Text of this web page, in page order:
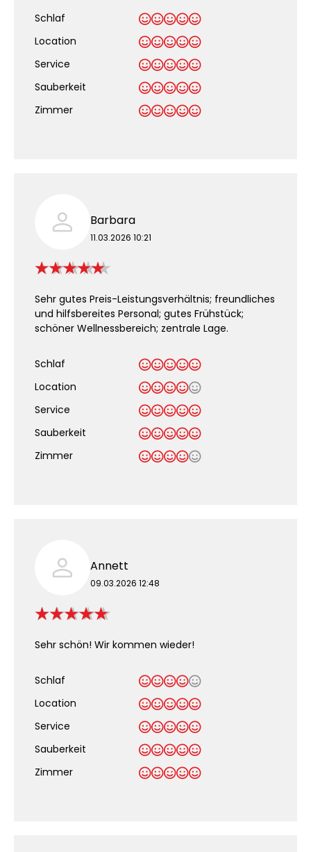
Schlaf
Location
Service
Sauberkeit
Zimmer
Barbara
11.03.2026 10:21
Sehr gutes Preis-Leistungsverhältnis; freundliches
und hilfsbereites Personal; gutes Frühstück;
schöner Wellnessbereich; zentrale Lage.
Schlaf
Location
Service
Sauberkeit
Zimmer
Annett
09.03.2026 12:48
Sehr schön! Wir kommen wieder!
Schlaf
Location
Service
Sauberkeit
Zimmer